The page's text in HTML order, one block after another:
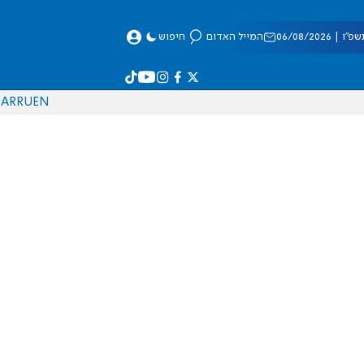
08/2026 המייל האדום חיפוש
EN
RU
AR